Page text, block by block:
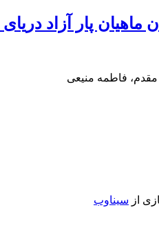
پار آزاد
مقدم، فاطمه منیعی
از سیناوب